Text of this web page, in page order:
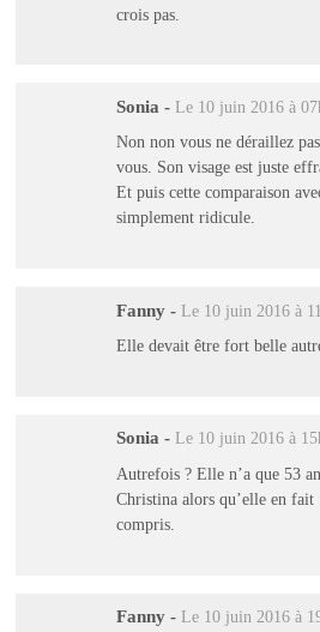
crois pas.
Sonia - Le 10 juin 2016 à
Non non vous ne déraillez
vous. Son visage est juste
Et puis cette comparaison
simplement ridicule.
Fanny - Le 10 juin 2016 à
Elle devait être fort belle
Sonia - Le 10 juin 2016 à
Autrefois ? Elle n’a que 53
Christina alors qu’elle en fait
compris.
Fanny - Le 10 juin 2016 à